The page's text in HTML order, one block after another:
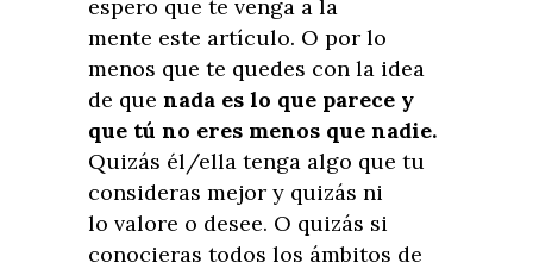
espero que te venga a la
mente este artículo. O por lo
menos que te quedes con la idea
de que nada es lo que parece y
que tú no eres menos que nadie.
Quizás él/ella tenga algo que tu
consideras mejor y quizás ni
lo valore o desee. O quizás si
conocieras todos los ámbitos de